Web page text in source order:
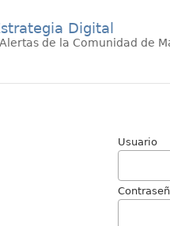
Digital
de la Comunidad de
Usuario